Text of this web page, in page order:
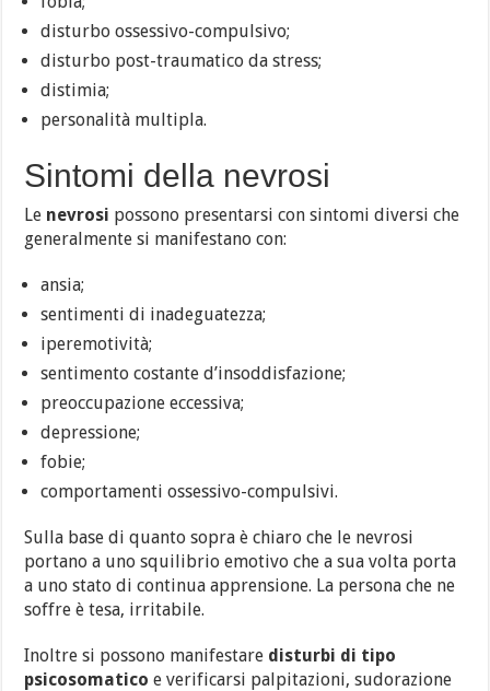
disturbo ossessivo-compulsivo;
disturbo post-traumatico da stress;
distimia;
personalità multipla.
Sintomi della nevrosi
Le nevrosi possono presentarsi con sintomi diversi che
generalmente si manifestano con:
ansia;
sentimenti di inadeguatezza;
iperemotività;
sentimento costante d’insoddisfazione;
preoccupazione eccessiva;
depressione;
fobie;
comportamenti ossessivo-compulsivi.
Sulla base di quanto sopra è chiaro che le nevrosi
portano a uno squilibrio emotivo che a sua volta porta
a uno stato di continua apprensione. La persona che ne
soffre è tesa, irritabile.
Inoltre si possono manifestare disturbi di tipo
psicosomatico e verificarsi palpitazioni, sudorazione